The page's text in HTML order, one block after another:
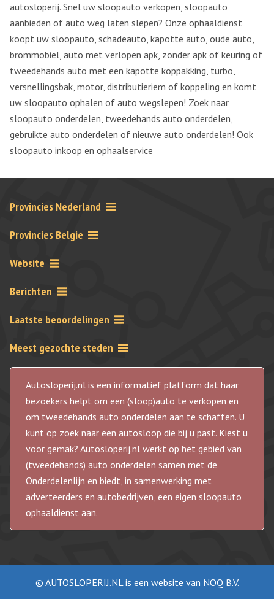
autosloperij. Snel uw sloopauto verkopen, sloopauto
aanbieden of auto weg laten slepen? Onze ophaaldienst
koopt uw sloopauto, schadeauto, kapotte auto, oude auto,
brommobiel, auto met verlopen apk, zonder apk of keuring of
tweedehands auto met een kapotte koppakking, turbo,
versnellingsbak, motor, distributieriem of koppeling en komt
uw sloopauto ophalen of auto wegslepen! Zoek naar
sloopauto onderdelen, tweedehands auto onderdelen,
gebruikte auto onderdelen of nieuwe auto onderdelen! Ook
sloopauto inkoop en ophaalservice
Provincies Nederland
Provincies Belgie
Website
Berichten
Laatste beoordelingen
Meest gezochte steden
Autosloperij.nl is een informatief platform dat haar
bezoekers helpt om een (sloop)auto te verkopen en
om tweedehands auto onderdelen aan te schaffen. U
kunt op zoek naar een autosloop die bij u past. Kiest u
voor gemak? Autosloperij.nl werkt op het gebied van
(tweedehands) auto onderdelen samen met de
Onderdelenlijn en biedt, in samenwerking met
adverteerders en autobedrijven, een eigen sloopauto
ophaaldienst aan.
© AUTOSLOPERIJ.NL is een website van NOQ B.V.